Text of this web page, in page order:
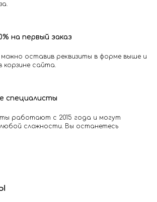
на первый заказ
можно оставив реквизиты в форме выше и
корзине сайта.
специалисты
работают с 2015 года и могут
любой сложности. Вы останетесь